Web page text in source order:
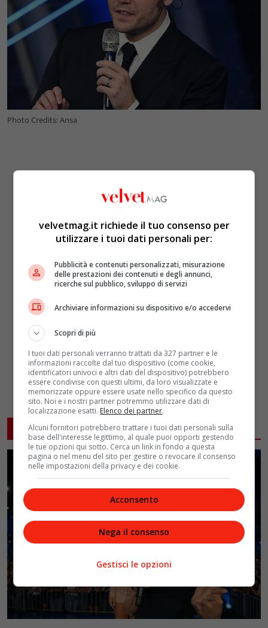
Photo Credits: Ansa
ARTICOLI CORRELATI
velvetmag.it richiede il tuo consenso per
utilizzare i tuoi dati personali per:
Pubblicità e contenuti personalizzati, misurazione
delle prestazioni dei contenuti e degli annunci,
ricerche sul pubblico, sviluppo di servizi
Archiviare informazioni su dispositivo e/o accedervi
Scopri di più
I tuoi dati personali verranno trattati da 327 partner e le
informazioni raccolte dal tuo dispositivo (come cookie,
identificatori univoci e altri dati del dispositivo) potrebbero
essere condivise con questi ultimi, da loro visualizzate e
memorizzate oppure essere usate nello specifico da questo
sito. Noi e i nostri partner potremmo utilizzare dati di
localizzazione esatti. Elenco dei partner.
Alcuni fornitori potrebbero trattare i tuoi dati personali sulla
base dell'interesse legittimo, al quale puoi opporti gestendo
le tue opzioni qui sotto. Cerca un link in fondo a questa
pagina o nel menu del sito per gestire o revocare il consenso
nelle impostazioni della privacy e dei cookie.
Acconsento
Nega il consenso
Gestisci le opzioni